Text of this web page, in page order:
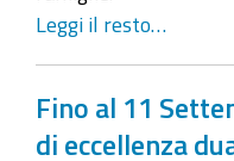
Leggi il resto…
Fino al 11
di eccellenza